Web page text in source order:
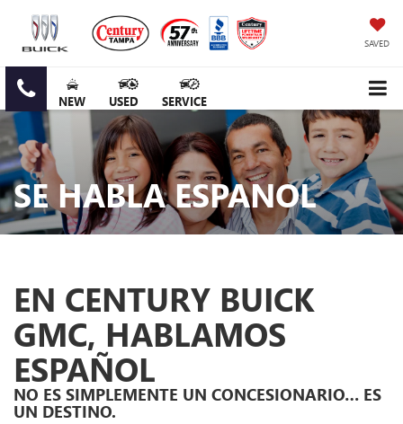
SAVED
NEW USED SERVICE
SE HABLA ESPANOL
EN CENTURY BUICK
GMC, HABLAMOS
ESPAÑOL
NO ES SIMPLEMENTE UN CONCESIONARIO… ES
UN DESTINO.